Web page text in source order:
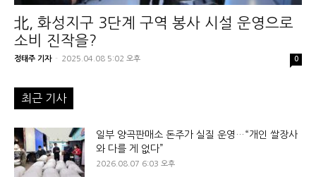
北, 화성지구 3단계 구역 봉사 시설 운영으로
소비 진작을?
정태주 기자 - 2025.04.08 5:02 오후 0
최근 기사
일부 양곡판매소 돈주가 실질 운영…“개인 쌀장사
와 다를 게 없다”
2026.08.07 6:03 오후